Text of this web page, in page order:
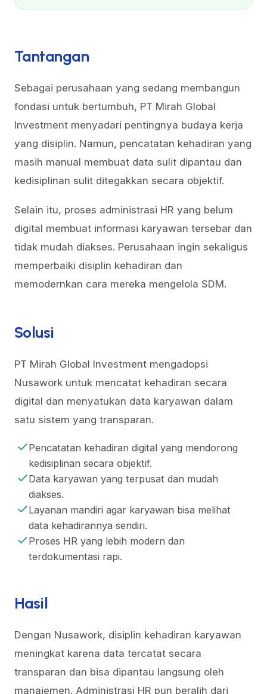
Tantangan
Sebagai perusahaan yang sedang membangun
fondasi untuk bertumbuh, PT Mirah Global
Investment menyadari pentingnya budaya kerja
yang disiplin. Namun, pencatatan kehadiran yang
masih manual membuat data sulit dipantau dan
kedisiplinan sulit ditegakkan secara objektif.
Selain itu, proses administrasi HR yang belum
digital membuat informasi karyawan tersebar dan
tidak mudah diakses. Perusahaan ingin sekaligus
memperbaiki disiplin kehadiran dan
memodernkan cara mereka mengelola SDM.
Solusi
PT Mirah Global Investment mengadopsi
Nusawork untuk mencatat kehadiran secara
digital dan menyatukan data karyawan dalam
satu sistem yang transparan.
Pencatatan kehadiran digital yang mendorong
kedisiplinan secara objektif.
Data karyawan yang terpusat dan mudah
diakses.
Layanan mandiri agar karyawan bisa melihat
data kehadirannya sendiri.
Proses HR yang lebih modern dan
terdokumentasi rapi.
Hasil
Dengan Nusawork, disiplin kehadiran karyawan
meningkat karena data tercatat secara
transparan dan bisa dipantau langsung oleh
manajemen. Administrasi HR pun beralih dari